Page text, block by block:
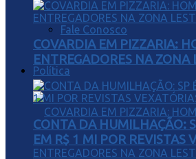
Fale Conosco
Política
COVARDIA EM PIZZARIA:
ENTREGADORES NA ZONA
CONTA DA HUMILHAÇÃO:
EM R$ 1 MI POR REVISTAS